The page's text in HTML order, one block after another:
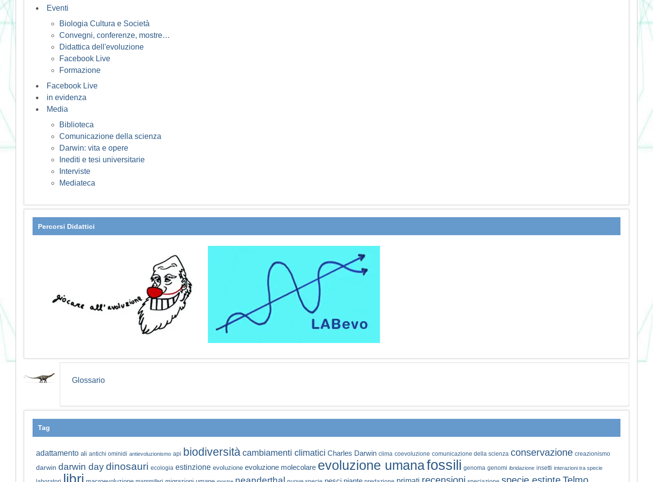
Eventi
Biologia Cultura e Società
Convegni, conferenze, mostre…
Didattica dell'evoluzione
Facebook Live
Formazione
Facebook Live
in evidenza
Media
Biblioteca
Comunicazione della scienza
Darwin: vita e opere
Inediti e tesi universitarie
Interviste
Mediateca
Percorsi Didattici
Glossario
Tag
adattamento ali antichi ominidi antievoluzionismo api biodiversitàcambiamenti climatici Charles Darwin clima coevoluzione comunicazione della scienza conservazione creazionismo
darwin darwin daydinosauri ecologia estinzione evoluzione evoluzione molecolare evoluzione umanafossili genoma genomi ibridazione insetti interazioni tra specie
libri